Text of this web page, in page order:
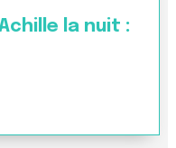
la nuit :